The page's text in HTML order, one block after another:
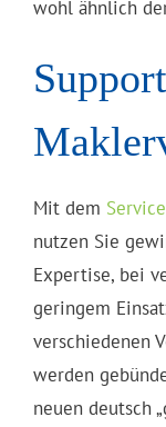
wohl ähnlich
Mit dem
nutzen Sie
Expertise, bei
geringem
verschiedenen
werden
neuen deutsch